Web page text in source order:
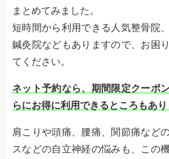
まとめてみました。
短時間から利用できる人気整骨院
鍼灸院などもありますので、お困
てください。
ネット予約なら、期間限定クーポ
らにお得に利用できるところもあり
肩こりや頭痛、腰痛、関節痛など
スなどの自立神経の悩みも、この